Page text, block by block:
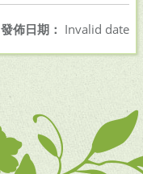
發佈日期： Invalid date